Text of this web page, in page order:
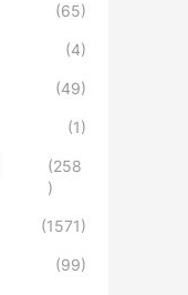
(65)
(4)
(49)
(1)
(258
)
(1571)
(99)